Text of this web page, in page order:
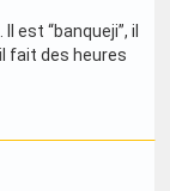
est “banqueji”, il
fait des heures